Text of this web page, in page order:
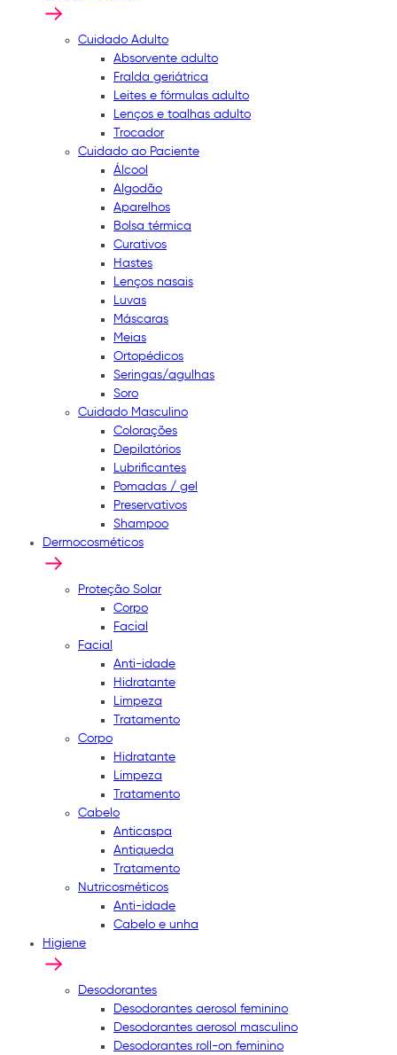
Cuidado Adulto
Absorvente adulto
Fralda geriátrica
Leites e fórmulas adulto
Lenços e toalhas adulto
Trocador
Cuidado ao Paciente
Álcool
Algodão
Aparelhos
Bolsa térmica
Curativos
Hastes
Lenços nasais
Luvas
Máscaras
Meias
Ortopédicos
Seringas/agulhas
Soro
Cuidado Masculino
Colorações
Depilatórios
Lubrificantes
Pomadas / gel
Preservativos
Shampoo
Dermocosméticos
Proteção Solar
Corpo
Facial
Facial
Anti-idade
Hidratante
Limpeza
Tratamento
Corpo
Hidratante
Limpeza
Tratamento
Cabelo
Anticaspa
Antiqueda
Tratamento
Nutricosméticos
Anti-idade
Cabelo e unha
Higiene
Desodorantes
Desodorantes aerosol feminino
Desodorantes aerosol masculino
Desodorantes roll-on feminino